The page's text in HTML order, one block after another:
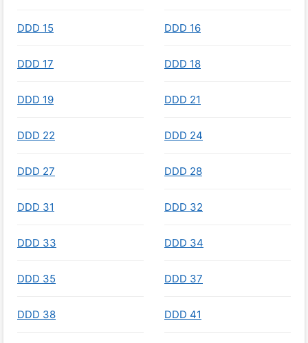
DDD 15 DDD 16
DDD 17 DDD 18
DDD 19 DDD 21
DDD 22 DDD 24
DDD 27 DDD 28
DDD 31 DDD 32
DDD 33 DDD 34
DDD 35 DDD 37
DDD 38 DDD 41